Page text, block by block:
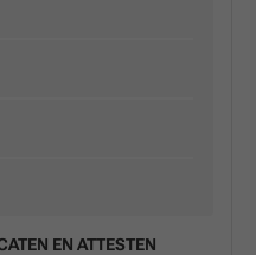
EN ATTESTEN